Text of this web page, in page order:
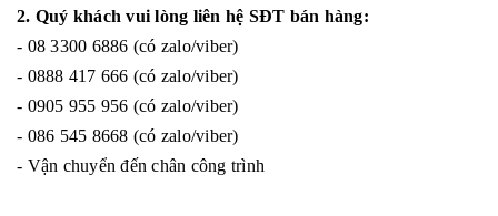
2. Quý khách vui lòng liên hệ SĐT bán hàng:
- 08 3300 6886 (có zalo/viber)
- 0888 417 666 (có zalo/viber)
- 0905 955 956 (có zalo/viber)
- 086 545 8668 (có zalo/viber)
- Vận chuyển đến chân công trình